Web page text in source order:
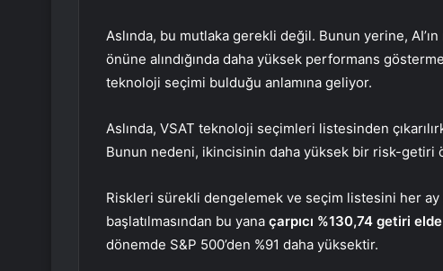
Aslında, bu mutlaka gerekli değil. Bunun yerine,
önüne alındığında daha yüksek performans
teknoloji seçimi bulduğu anlamına geliyor.
Aslında, VSAT teknoloji seçimleri listesinden
Bunun nedeni, ikincisinin daha yüksek bir risk-getiri
Riskleri sürekli dengelemek ve seçim listesini her
başlatılmasından bu yana çarpıcı %130,74 getiri
dönemde S&P 500’den %91 daha yüksektir.